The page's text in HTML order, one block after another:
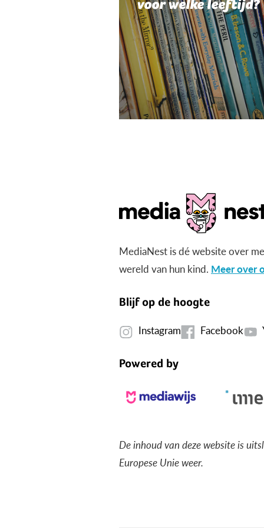
voor welke leeftijd?
MediaNest is dé website over
wereld van hun kind. Meer over
Blijf op de hoogte
Instagram Facebook
Powered by
De inhoud van deze website is
Europese Unie weer.